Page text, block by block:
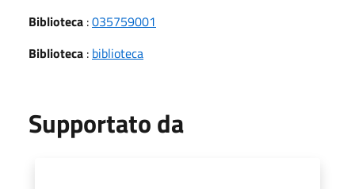
Biblioteca :035759001
Biblioteca : biblioteca
Supportato da